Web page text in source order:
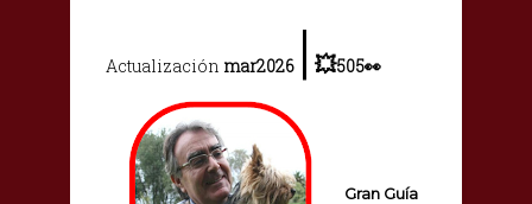
Actualización mar2026 | 💥505👀
Gran Guía